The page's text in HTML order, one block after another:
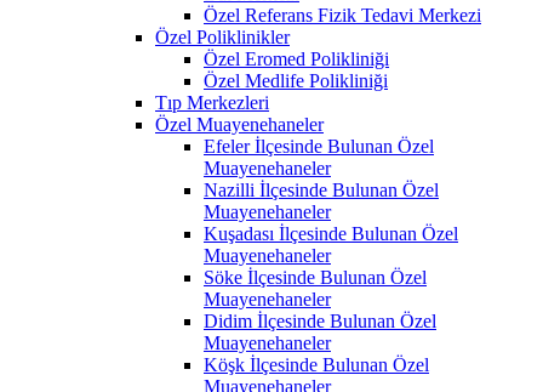
Özel Referans Fizik Tedavi Merkezi
Özel Poliklinikler
Özel Eromed Polikliniği
Özel Medlife Polikliniği
Tıp Merkezleri
Özel Muayenehaneler
Efeler İlçesinde Bulunan Özel
Muayenehaneler
Nazilli İlçesinde Bulunan Özel
Muayenehaneler
Kuşadası İlçesinde Bulunan Özel
Muayenehaneler
Söke İlçesinde Bulunan Özel
Muayenehaneler
Didim İlçesinde Bulunan Özel
Muayenehaneler
Köşk İlçesinde Bulunan Özel
Muayenehaneler